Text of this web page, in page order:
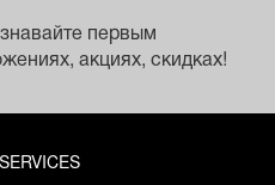
первым
акциях, скидках!
SERVICES